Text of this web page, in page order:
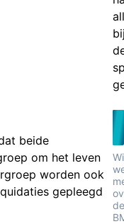
beide
om het leven
worden ook
gepleegd